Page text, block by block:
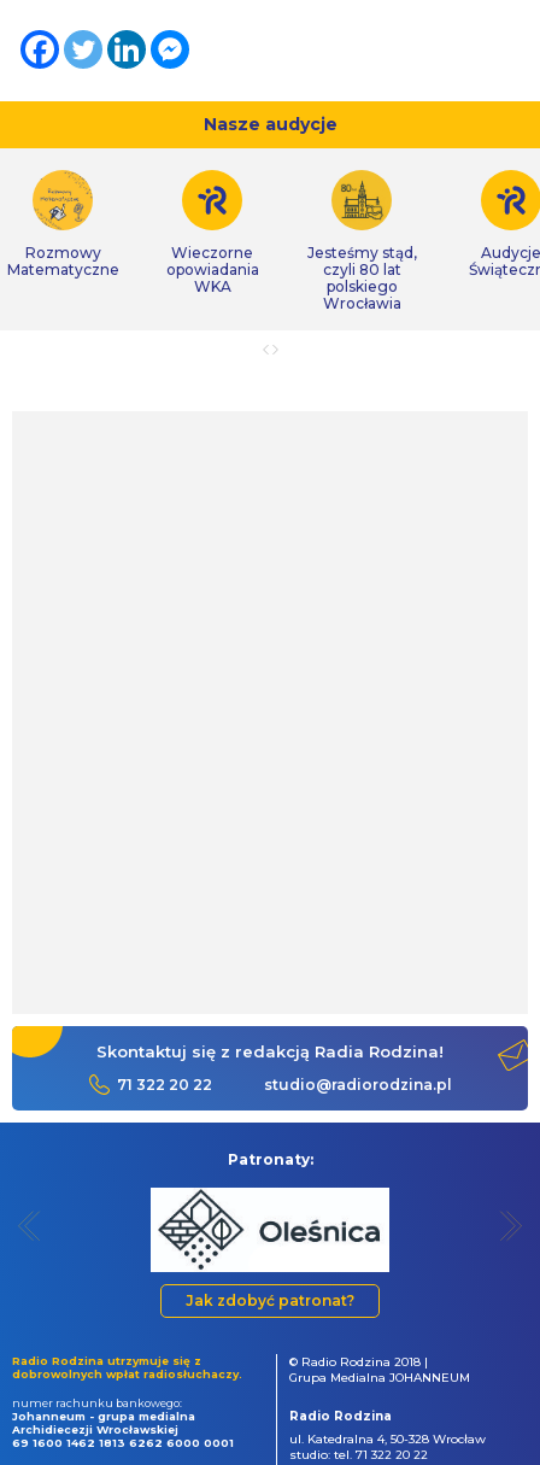
Nasze audycje
Rozmowy
Matematyczne
Wieczorne
opowiadania
WKA
Jesteśmy stąd,
czyli 80 lat
polskiego
Wrocławia
Audycje
Skontaktuj się z redakcją Radia Rodzina!
71 322 20 22 studio@radiorodzina.pl
Patronaty:
Jak zdobyć patronat?
Radio Rodzina utrzymuje się z
dobrowolnych wpłat radiosłuchaczy.
numer rachunku bankowego:
Johanneum - grupa medialna
Archidiecezji Wrocławskiej
69 1600 1462 1813 6262 6000 0001
© Radio Rodzina 2018 |
Grupa Medialna JOHANNEUM
Radio Rodzina
ul. Katedralna 4, 50-328 Wrocław
studio: tel. 71 322 20 22